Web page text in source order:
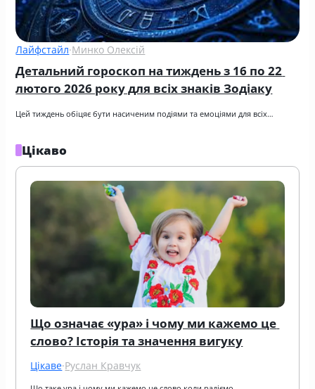
Лайфстайл·Минко Олексій
Детальний гороскоп на тиждень з 16 по 22
лютого 2026 року для всіх знаків Зодіаку
Цей тиждень обіцяє бути насиченим подіями та емоціями для всіх…
Цікаво
Що означає «ура» і чому ми кажемо це
слово? Історія та значення вигуку
Цікаве·Руслан Кравчук